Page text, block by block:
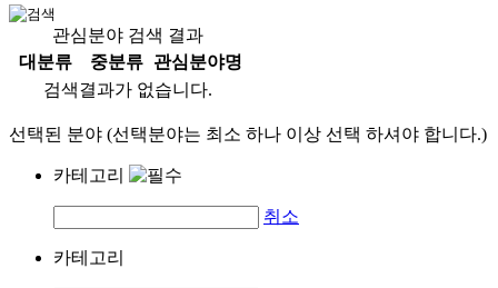
관심분야 검색 결과
대분류
중분류
관심분야명
검색결과가 없습니다.
선택된 분야 (선택분야는 최소 하나 이상 선택 하셔야 합니다.)
카테고리
취소
카테고리